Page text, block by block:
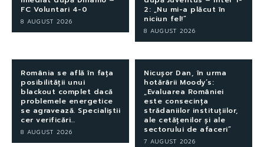
FC Voluntari 4-0
8 AUGUST 2026
2: „Nu mi-a plăcut în
niciun fel!”
8 AUGUST 2026
România se află în fața
posibilității unui
blackout complet dacă
problemele energetice
se agravează. Specialiștii
cer verificări…
8 AUGUST 2026
Nicușor Dan, în urma
hotărârii Moody’s:
„Evaluarea României
este consecința
strădaniilor instituțiilor,
ale cetățenilor și ale
sectorului de afaceri”
7 AUGUST 2026